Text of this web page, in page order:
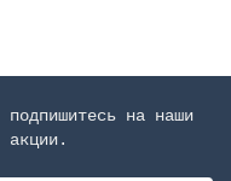
на наши
акции.